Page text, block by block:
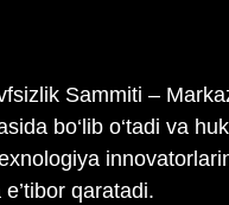
Sammiti –
bo‘lib o‘tadi va
qaratadi.